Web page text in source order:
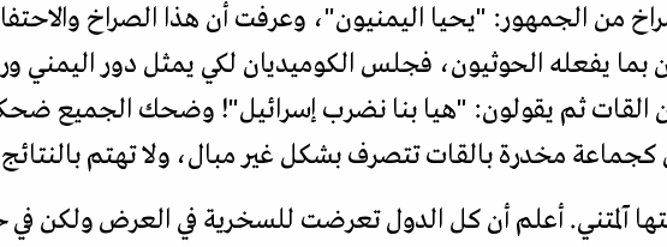
من الجمهور: "يحيا اليمنيون"، وعرفت أن هذا الصراخ
يفعله الحوثيون، فجلس الكوميديان لكي يمثل دور اليمني
القات ثم يقولون: "هيا بنا نضرب إسرائيل"! وضحك الجميع
كجماعة مخدرة بالقات تتصرف بشكل غير مبال، ولا تهتم
آلمتني. أعلم أن كل الدول تعرضت للسخرية في العرض ولكن في